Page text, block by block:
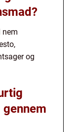
nem
og